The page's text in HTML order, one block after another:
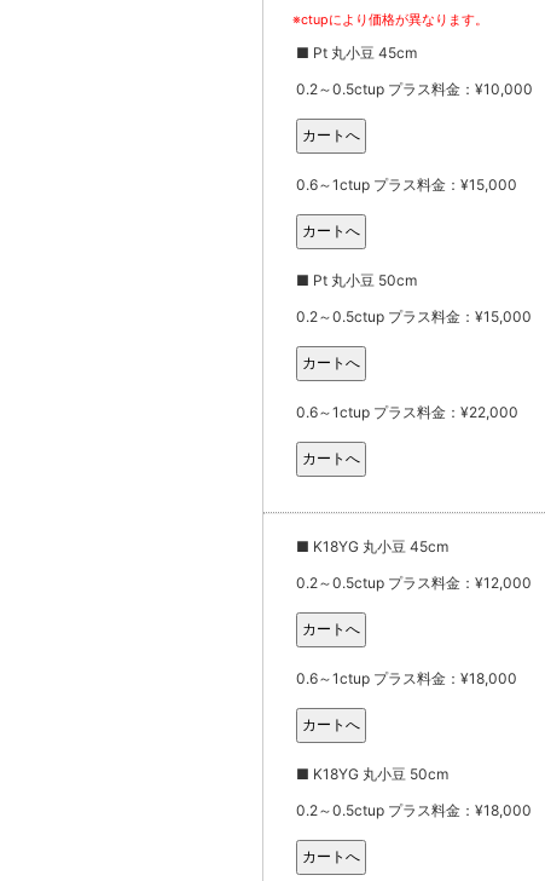
※ctupにより価格が異なります。
■ Pt 丸小豆 45cm
0.2～0.5ctup プラス料金：¥10,000
0.6～1ctup プラス料金：¥15,000
■ Pt 丸小豆 50cm
0.2～0.5ctup プラス料金：¥15,000
0.6～1ctup プラス料金：¥22,000
■ K18YG 丸小豆 45cm
0.2～0.5ctup プラス料金：¥12,000
0.6～1ctup プラス料金：¥18,000
■ K18YG 丸小豆 50cm
0.2～0.5ctup プラス料金：¥18,000